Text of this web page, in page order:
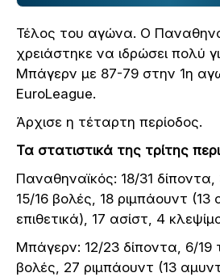
Τέλος του αγώνα. Ο
χρειάστηκε να ιδρώσει πολύ
Μπάγερν με 87-79 στην 1η
EuroLeague.
Άρχισε η τέταρτη περίοδος.
Τα στατιστικά της τρίτης
Παναθηναϊκός: 18/31 δίποντα,
15/16 βολές, 18 ριμπάουντ (13
επιθετικά), 17 ασίστ, 4
Μπάγερν: 12/23 δίποντα, 6/19
βολές, 27 ριμπάουντ (13 α